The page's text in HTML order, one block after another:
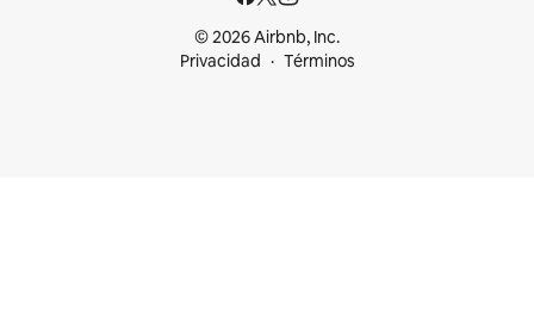
© 2026 Airbnb, Inc.
Privacidad
Términos